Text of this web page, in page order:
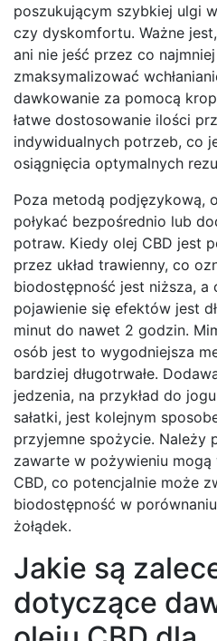
poszukującym szybkiej ulgi
czy dyskomfortu. Ważne
ani nie jeść przez co
zmaksymalizować
dawkowanie za pomocą
łatwe dostosowanie ilości
indywidualnych potrzeb, co
osiągnięcia optymalnych
Poza metodą podjęzykową,
połykać bezpośrednio lub
potraw. Kiedy olej CBD jest
przez układ trawienny, co
biodostępność jest niższa, a
pojawienie się efektów jest
minut do nawet 2 godzin.
osób jest to wygodniejsza
bardziej długotrwałe.
jedzenia, na przykład do
sałatki, jest kolejnym
przyjemne spożycie. Należy
zawarte w pożywieniu mogą
CBD, co potencjalnie może
biodostępność w
żołądek.
Jakie są
dotyczące